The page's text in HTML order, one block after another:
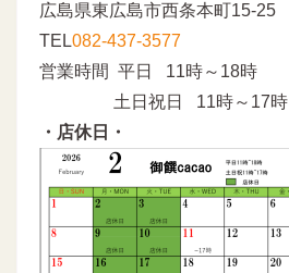
広島県東広島市西条本町15-25
TEL082-437-3577
営業時間 平日 11時～18時
土日祝日 11時～17時
・店休日・